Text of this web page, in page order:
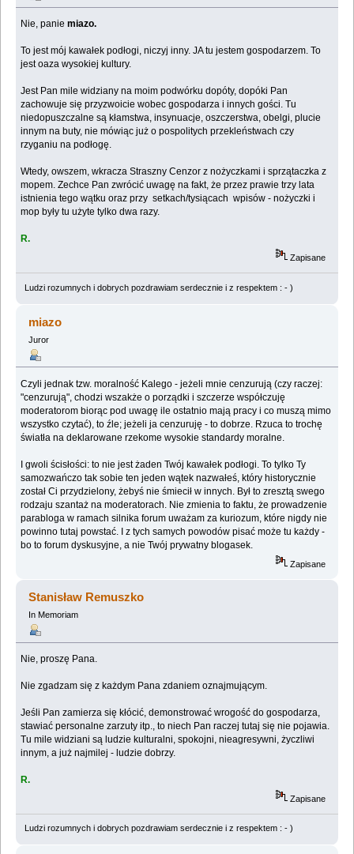
Nie, paniemiazo.
To jest mój kawałek podłogi, niczyj inny. JA tu jestem gospodarzem. To
jest oaza wysokiej kultury.
Jest Pan mile widziany na moim podwórku dopóty, dopóki Pan
zachowuje się przyzwoicie wobec gospodarza i innych gości. Tu
niedopuszczalne są kłamstwa, insynuacje, oszczerstwa, obelgi, plucie
innym na buty, nie mówiąc już o pospolitych przekleństwach czy
rzyganiu na podłogę.
Wtedy, owszem, wkracza Straszny Cenzor z nożyczkami i sprzątaczka z
mopem. Zechce Pan zwrócić uwagę na fakt, że przez prawie trzy lata
istnienia tego wątku oraz przy setkach/tysiącach wpisów - nożyczki i
mop były tu użyte tylko dwa razy.
R.
Zapisane
Ludzi rozumnych i dobrych pozdrawiam serdecznie i z respektem : - )
miazo
Juror
Czyli jednak tzw. moralność Kalego - jeżeli mnie cenzurują (czy raczej:
"cenzurują", chodzi wszakże o porządki i szczerze współczuję
moderatorom biorąc pod uwagę ile ostatnio mają pracy i co muszą mimo
wszystko czytać), to źle; jeżeli ja cenzuruję - to dobrze. Rzuca to trochę
światła na deklarowane rzekome wysokie standardy moralne.
I gwoli ścisłości: to nie jest żaden Twój kawałek podłogi. To tylko Ty
samozwańczo tak sobie ten jeden wątek nazwałeś, który historycznie
został Ci przydzielony, żebyś nie śmiecił w innych. Był to zresztą swego
rodzaju szantaż na moderatorach. Nie zmienia to faktu, że prowadzenie
parabloga w ramach silnika forum uważam za kuriozum, które nigdy nie
powinno tutaj powstać. I z tych samych powodów pisać może tu każdy -
bo to forum dyskusyjne, a nie Twój prywatny blogasek.
Zapisane
Stanisław Remuszko
In Memoriam
Nie, proszę Pana.
Nie zgadzam się z każdym Pana zdaniem oznajmującym.
Jeśli Pan zamierza się kłócić, demonstrować wrogość do gospodarza,
stawiać personalne zarzuty itp., to niech Pan raczej tutaj się nie pojawia.
Tu mile widziani są ludzie kulturalni, spokojni, nieagresywni, życzliwi
innym, a już najmilej - ludzie dobrzy.
R.
Zapisane
Ludzi rozumnych i dobrych pozdrawiam serdecznie i z respektem : - )